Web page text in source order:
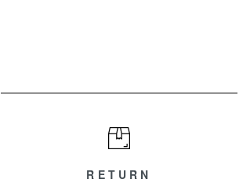
RETURN